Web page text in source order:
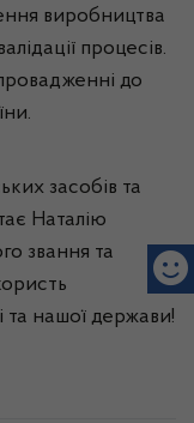
виробництва
процесів.
до
засобів та
Наталію
звання та
та нашої держави!